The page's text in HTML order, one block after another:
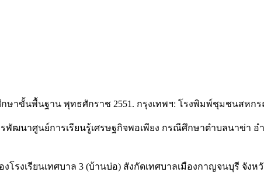
าขั้นพื้นฐาน พุทธศักราช 2551. กรุงเทพฯ: โรงพิมพ์ชุมชนสหกร
ฒนาศูนย์การเรียนรู้เศรษฐกิจพอเพียง กรณีศึกษาตำบลนาข่า
รงเรียนเทศบาล 3 (บ้านบ่อ) สังกัดเทศบาลเมืองกาญจนบุรี จัง